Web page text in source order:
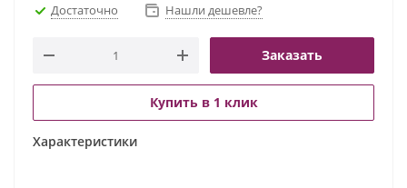
Достаточно Нашли дешевле?
Заказать
Купить в 1 клик
Характеристики